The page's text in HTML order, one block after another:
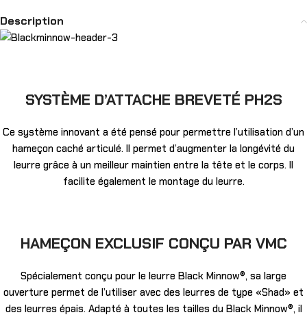
Description
SYSTÈME D’ATTACHE BREVETÉ PH2S
Ce système innovant a été pensé pour permettre l’utilisation d’un
hameçon caché articulé. Il permet d’augmenter la longévité du
leurre grâce à un meilleur maintien entre la tête et le corps. Il
facilite également le montage du leurre.
HAMEÇON EXCLUSIF CONÇU PAR VMC
Spécialement conçu pour le leurre Black Minnow®, sa large
ouverture permet de l’utiliser avec des leurres de type «Shad» et
des leurres épais. Adapté à toutes les tailles du Black Minnow®, il